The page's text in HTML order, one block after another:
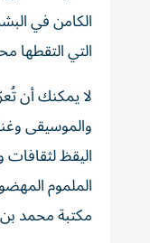
الكامن في
التي التقطها
لا يمكنك أن
والموسيقى
اليقظ
الملموم
مكتبة محمد بن